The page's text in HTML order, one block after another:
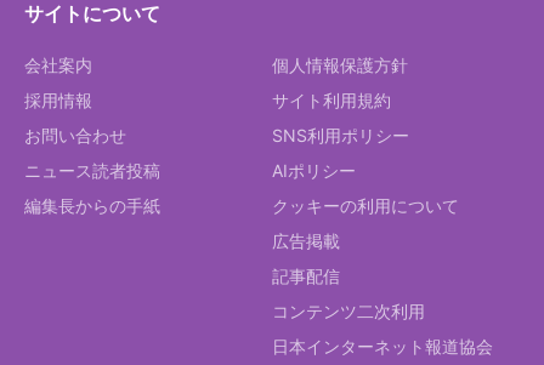
サイトについて
会社案内
採用情報
お問い合わせ
ニュース読者投稿
編集長からの手紙
個人情報保護方針
サイト利用規約
SNS利用ポリシー
AIポリシー
クッキーの利用について
広告掲載
記事配信
コンテンツ二次利用
日本インターネット報道協会